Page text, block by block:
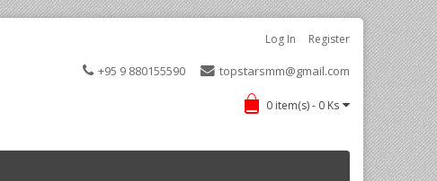
Log In Register
+95 9 880155590 topstarsmm@gmail.com
0 item(s) - 0 Ks